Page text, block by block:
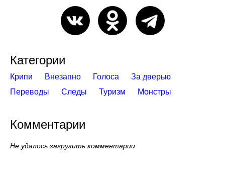
Категории
Крипи Внезапно Голоса
За дверью
Переводы
Следы Туризм Монстры
Комментарии
Не удалось загрузить комментарии